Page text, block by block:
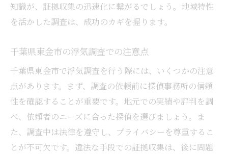
知識が、証拠収集の迅速化に繋がるでしょう。地域特性
を活かした調査は、成功のカギを握ります。
千葉県東金市の浮気調査での注意点
千葉県東金市で浮気調査を行う際には、いくつかの注意
点があります。まず、調査の依頼前に探偵事務所の信頼
性を確認することが重要です。地元での実績や評判を調
べ、依頼者のニーズに合った探偵を選びましょう。ま
た、調査中は法律を遵守し、プライバシーを尊重するこ
とが不可欠です。違法な手段での証拠収集は、後に問題